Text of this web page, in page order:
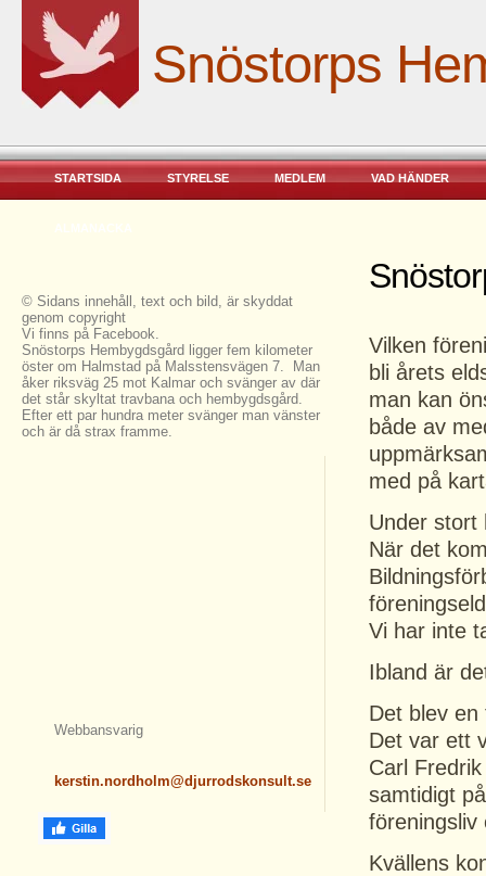
Snöstorps
STARTSIDA STYRELSE MEDLEM VAD HÄNDER
Vilken
bli årets
man kan
både av
med på
Under stort
När det
Vi har inte
Ibland är
Det blev
Det var ett
Carl
samtidigt
Kvällens
© Sidans innehåll, text och bild, är skyddat
genom copyright
Vi finns på Facebook.
Snöstorps Hembygdsgård ligger fem kilometer
öster om Halmstad på Malsstensvägen 7. Man
åker riksväg 25 mot Kalmar och svänger av där
det står skyltat travbana och hembygdsgård.
Efter ett par hundra meter svänger man vänster
och är då strax framme.
Webbansvarig
kerstin.nordholm@djurrodskonsult.se